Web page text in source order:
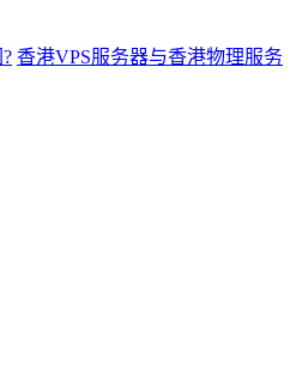
香港VPS服务器与香港物理服务